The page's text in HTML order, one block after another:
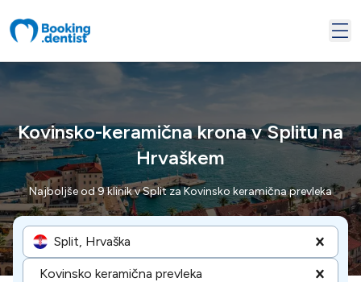
Kovinsko-keramična krona v Splitu na
Hrvaškem
Najboljše od 9 klinik v Split za Kovinsko keramična prevleka
Split, Hrvaška
Kovinsko keramična prevleka